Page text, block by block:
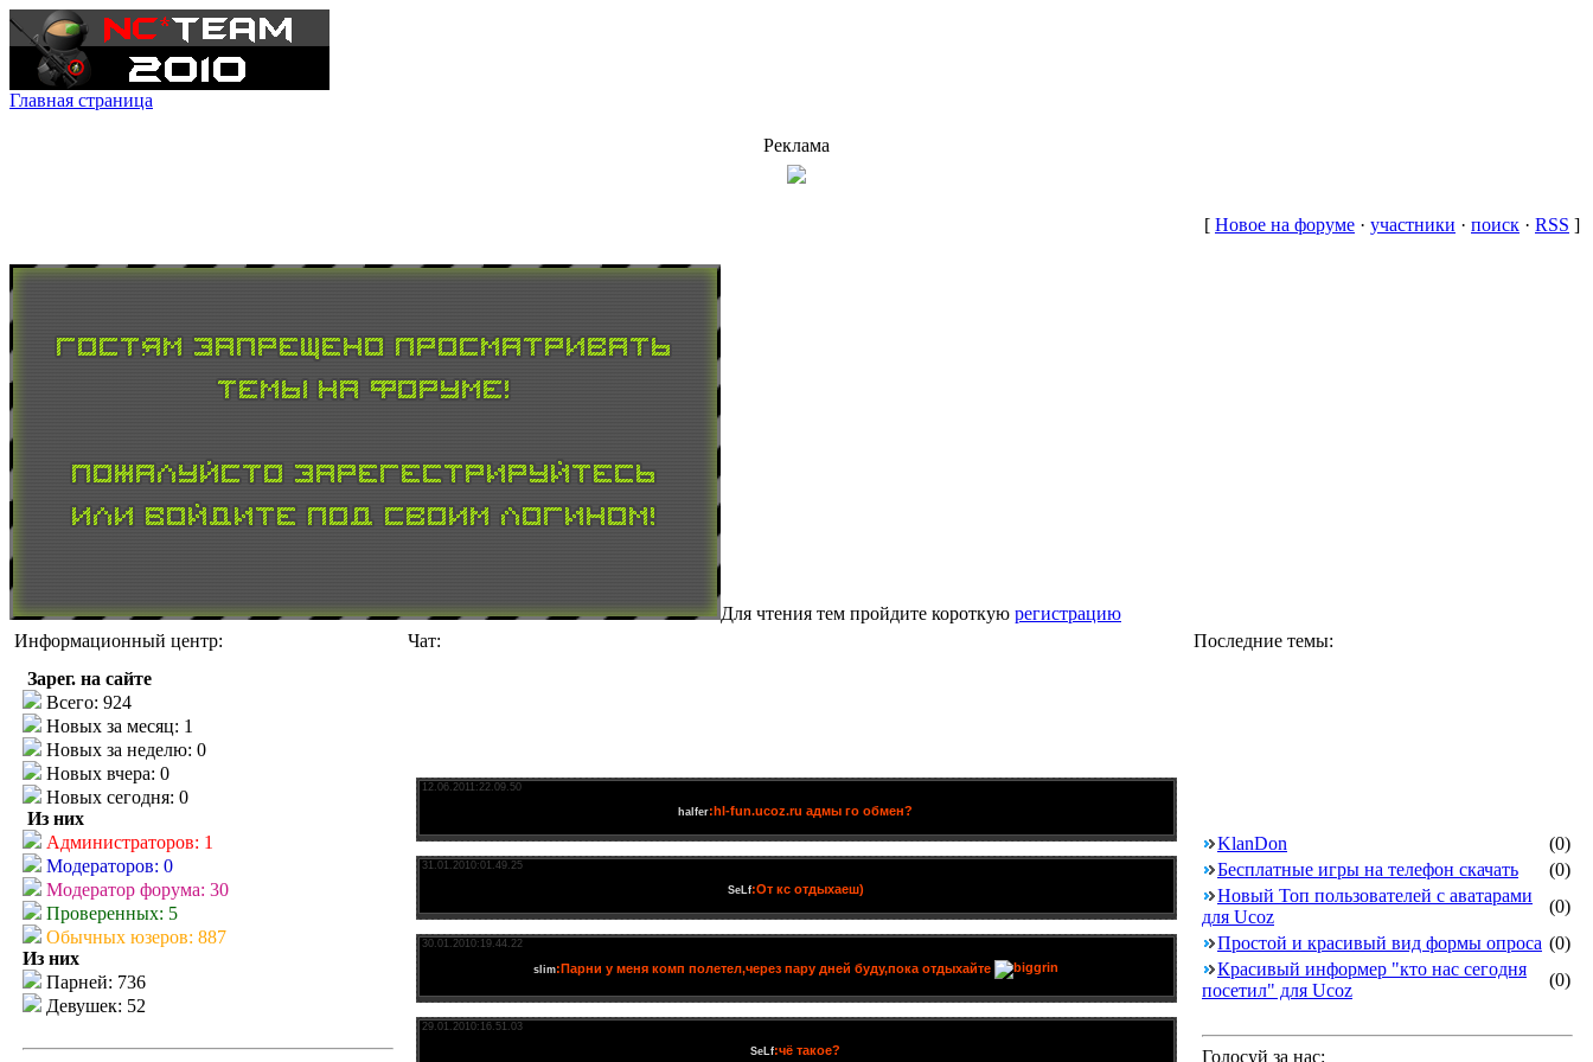
Главная страница
Реклама
[ Новое на форуме · участники · поиск · RSS ]
Для чтения тем пройдите короткую регистрацию
Информационный центр:
Чат:
Последние темы:
Зарег. на сайте
Всего: 924
Новых за месяц: 1
Новых за неделю: 0
Новых вчера: 0
Новых сегодня: 0
Из них
Администраторов: 1
Модераторов: 0
Модератор форума: 30
Проверенных: 5
Обычных юзеров: 887
Из них
Парней: 736
Девушек: 52
KlanDon
(0)
Бесплатные игры на телефон скачать
(0)
Новый Топ пользователей с аватарами
для Ucoz
(0)
Простой и красивый вид формы опроса (0)
Красивый информер "кто нас сегодня
посетил" для Ucoz
(0)
Голосуй за нас: